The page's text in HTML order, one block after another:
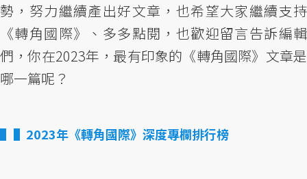
勢，努力繼續產出好文章，也希望大家繼續支持
《轉角國際》、多多點閱，也歡迎留言告訴編輯
們，你在2023年，最有印象的《轉角國際》文章是
哪一篇呢？
▌2023年《轉角國際》深度專欄排行榜